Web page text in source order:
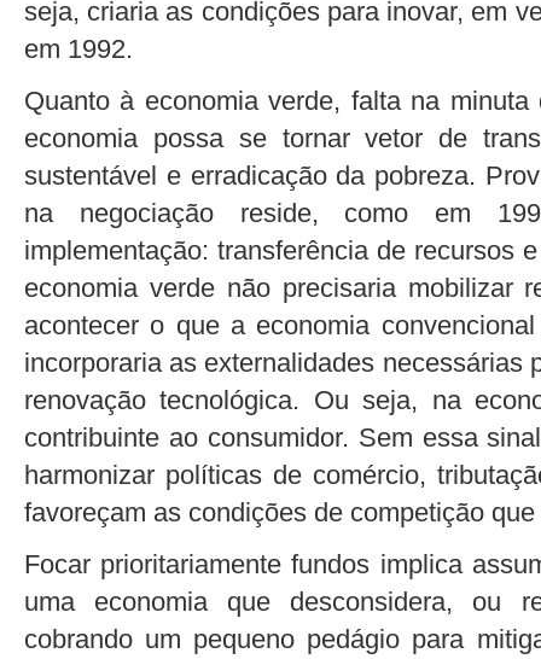
seja, criaria as condições para inovar, em
em 1992.
Quanto à economia verde, falta na
economia possa se tornar vetor de
sustentável e erradicação da pobreza.
na negociação reside, como em
implementação: transferência de recursos
economia verde não precisaria mobilizar
acontecer o que a economia
incorporaria as externalidades necessárias
renovação tecnológica. Ou seja, na
contribuinte ao consumidor. Sem essa
harmonizar políticas de comércio,
favoreçam as condições de competição
Focar prioritariamente fundos implica
uma economia que desconsidera, ou
cobrando um pequeno pedágio para